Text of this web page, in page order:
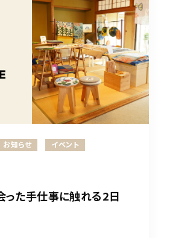
お知らせ
イベント
った手仕事に触れる2日